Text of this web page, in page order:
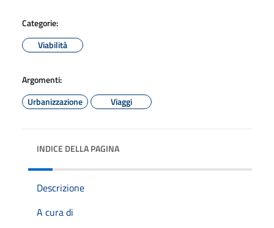
Categorie:
Viabilità
Argomenti:
Urbanizzazione
Viaggi
INDICE DELLA PAGINA
Descrizione
A cura di